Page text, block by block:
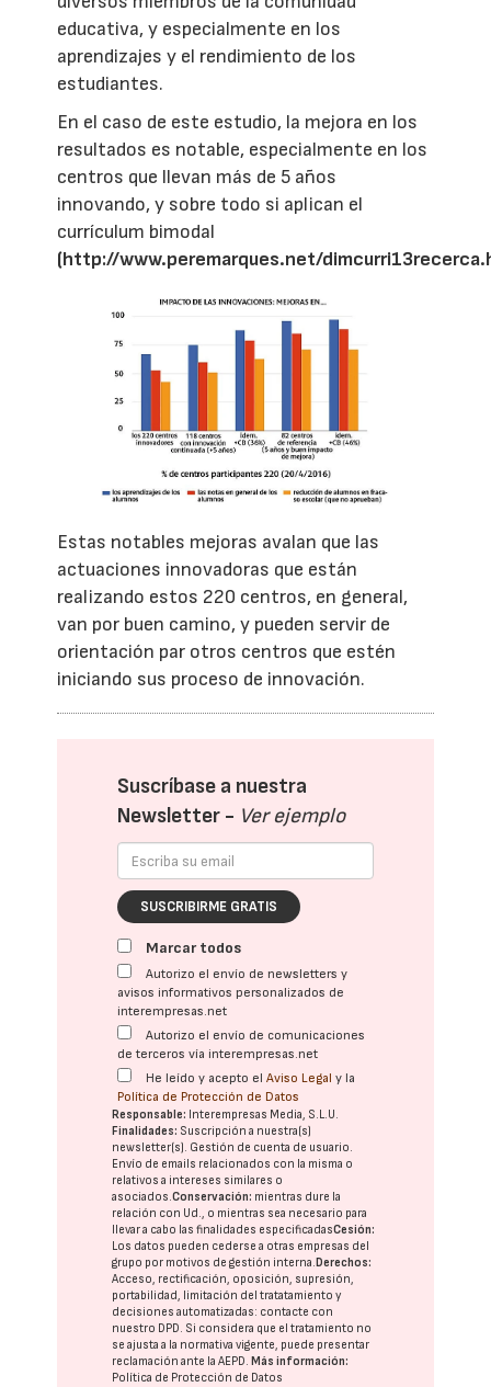
educativa, y especialmente en los
aprendizajes y el rendimiento de los
estudiantes.
En el caso de este estudio, la mejora en los
resultados es notable, especialmente en los
centros que llevan más de 5 años
innovando, y sobre todo si aplican el
currículum bimodal
(http://www.peremarques.net/
Estas notables mejoras avalan que las
actuaciones innovadoras que están
realizando estos 220 centros, en general,
van por buen camino, y pueden servir de
orientación par otros centros que estén
iniciando sus proceso de innovación.
Suscríbase a nuestra
Newsletter - Ver ejemplo
SUSCRIBIRME GRATIS
Marcar todos
Autorizo el envío de newsletters y
avisos informativos personalizados de
interempresas.net
Autorizo el envío de comunicaciones
de terceros vía interempresas.net
He leído y acepto elAviso Legal y la
Política de Protección de Datos
Responsable: Interempresas Media, S.L.U.
Finalidades: Suscripción a nuestra(s)
newsletter(s). Gestión de cuenta de usuario.
Envío de emails relacionados con la misma o
relativos a intereses similares o
asociados.Conservación: mientras dure la
relación con Ud., o mientras sea necesario para
llevar a cabo las finalidades especificadasCesión:
Los datos pueden cederse a otras empresas del
grupo por motivos de gestión interna. Derechos:
Acceso, rectificación, oposición, supresión,
portabilidad, limitación del tratatamiento y
decisiones automatizadas: contacte con
nuestro DPD. Si considera que el tratamiento no
se ajusta a la normativa vigente, puede presentar
reclamación ante laAEPD. Más información:
Política de Protección de Datos